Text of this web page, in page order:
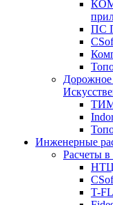
ПС
Дорожное
Инженерные
Расчеты
T-